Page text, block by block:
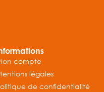
compte
légales
de confidentialité